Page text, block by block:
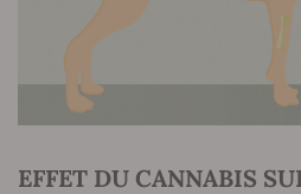
EFFET DU CANNABIS